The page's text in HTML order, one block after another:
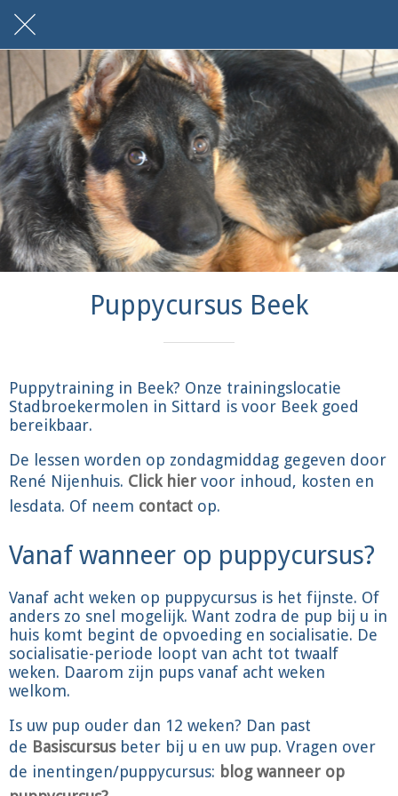
Puppycursus Beek
Puppytraining in Beek? Onze trainingslocatie
Stadbroekermolen in Sittard is voor Beek goed
bereikbaar.
De lessen worden op zondagmiddag gegeven door
René Nijenhuis. Click hier voor inhoud, kosten en
lesdata. Of neem contact op.
Vanaf wanneer op puppycursus?
Vanaf acht weken op puppycursus is het fijnste. Of
anders zo snel mogelijk. Want zodra de pup bij u in
huis komt begint de opvoeding en socialisatie. De
socialisatie-periode loopt van acht tot twaalf
weken. Daarom zijn pups vanaf acht weken
welkom.
Is uw pup ouder dan 12 weken? Dan past
de Basiscursusbeter bij u en uw pup. Vragen over
de inentingen/puppycursus: blog wanneer op